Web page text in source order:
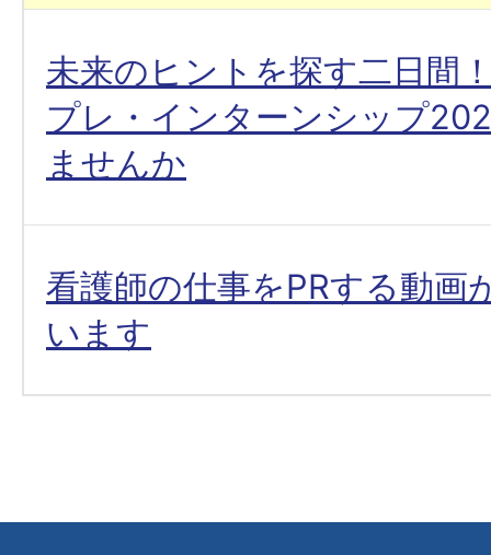
未来のヒントを探す二日間
プレ・インターンシップ
ませんか
看護師の仕事をPRする動画
います